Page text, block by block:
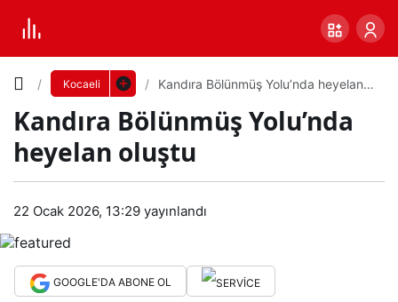
Kocaeli
Kandıra Bölünmüş Yolu’nda heyelan
Kandıra Bölünmüş Yolu’nda
heyelan oluştu
22 Ocak 2026, 13:29 yayınlandı
GOOGLE'DA ABONE OL
Kan
Böl
Yazı
Boyutunu
Ayarla
Küçük 100% Dev